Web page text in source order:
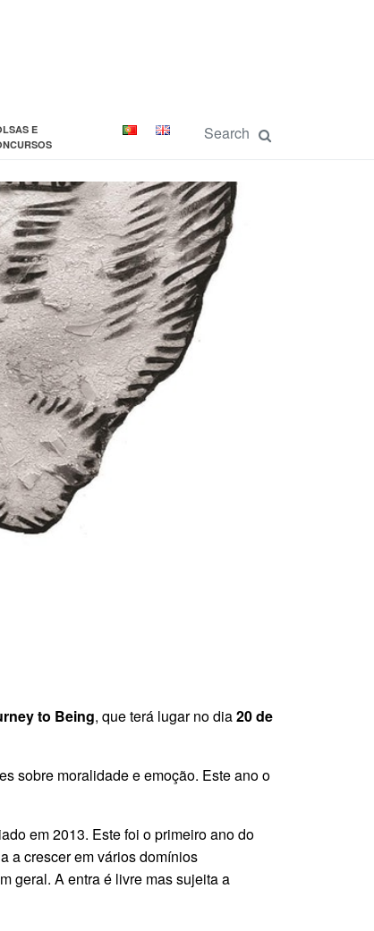
E
to Being, que terá lugar no dia20 de
sobre moralidade e emoção. Este ano o
em 2013. Este foi o primeiro ano do
a crescer em vários domínios
geral. A entra é livre mas sujeita a